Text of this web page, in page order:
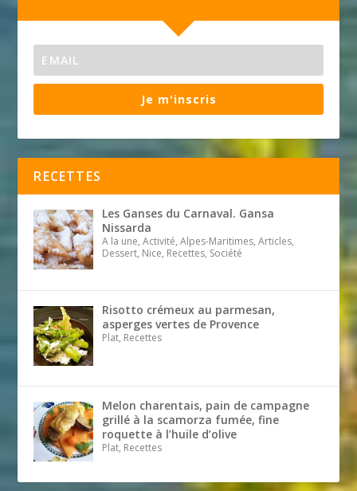
Je m'inscris
RECETTES
Les Ganses du Carnaval. Gansa
Nissarda
A la une, Activité, Alpes-Maritimes, Articles,
Dessert, Nice, Recettes, Société
Risotto crémeux au parmesan,
asperges vertes de Provence
Plat, Recettes
Melon charentais, pain de campagne
grillé à la scamorza fumée, fine
roquette à l’huile d’olive
Plat, Recettes